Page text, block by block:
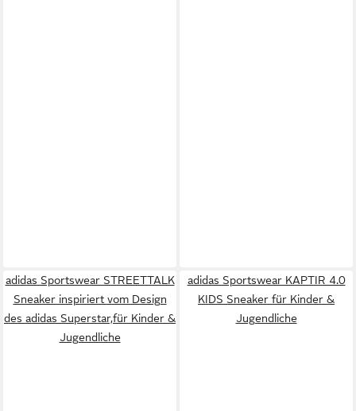
adidas Sportswear STREETTALK
Sneaker inspiriert vom Design
des adidas Superstar,für Kinder &
Jugendliche
adidas Sportswear KAPTIR 4.0
KIDS Sneaker für Kinder &
Jugendliche